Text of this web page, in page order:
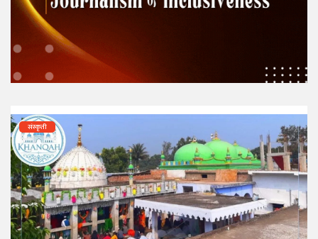
संस्कृती